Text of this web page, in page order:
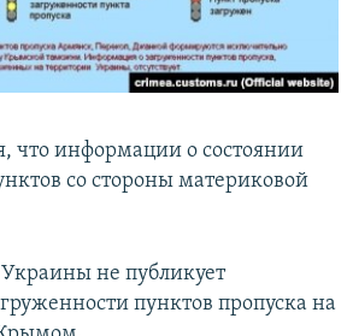
что информации о состоянии
со стороны материковой
не публикует
пунктов пропуска на